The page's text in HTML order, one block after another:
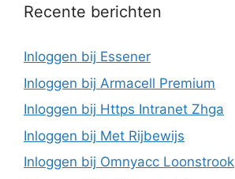
Recente berichten
Inloggen bij Essener
Inloggen bij Armacell Premium
Inloggen bij Https Intranet Zhga
Inloggen bij Met Rijbewijs
Inloggen bij Omnyacc Loonstrook